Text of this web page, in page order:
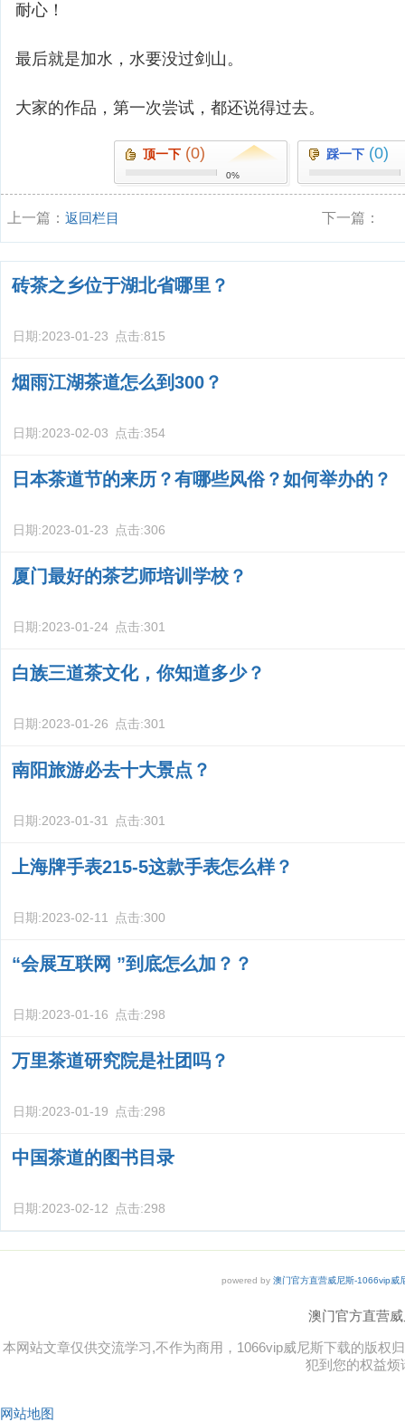
耐心！
最后就是加水，水要没过剑山。
大家的作品，第一次尝试，都还说得过去。
顶一下 (0)
0%
踩一下 (0)
上一篇： 返回栏目 下一篇：
砖茶之乡位于湖北省哪里？
日期:2023-01-23 点击:815
烟雨江湖茶道怎么到300？
日期:2023-02-03 点击:354
日本茶道节的来历？有哪些风俗？如何举办的？
日期:2023-01-23 点击:306
厦门最好的茶艺师培训学校？
日期:2023-01-24 点击:301
白族三道茶文化，你知道多少？
日期:2023-01-26 点击:301
南阳旅游必去十大景点？
日期:2023-01-31 点击:301
上海牌手表215-5这款手表怎么样？
日期:2023-02-11 点击:300
“会展互联网 ”到底怎么加？？
日期:2023-01-16 点击:298
万里茶道研究院是社团吗？
日期:2023-01-19 点击:298
中国茶道的图书目录
日期:2023-02-12 点击:298
powered by 澳门官方直营威尼斯-1066vip威
澳门官方直营
本网站文章仅供交流学习,不作为商用，1066vip威尼斯下载的版权
犯到您的权益烦
网站地图